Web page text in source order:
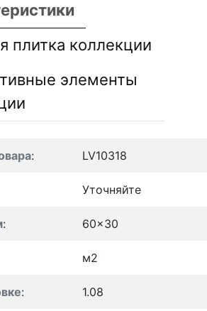
плитка коллекции
элементы
: LV10318
Уточняйте
: 60x30
м2
: 1.08